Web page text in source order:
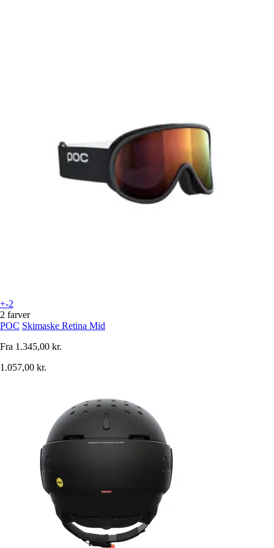
+-2
2 farver
POC Skimaske Retina Mid
Fra 1.345,00 kr.
1.057,00 kr.